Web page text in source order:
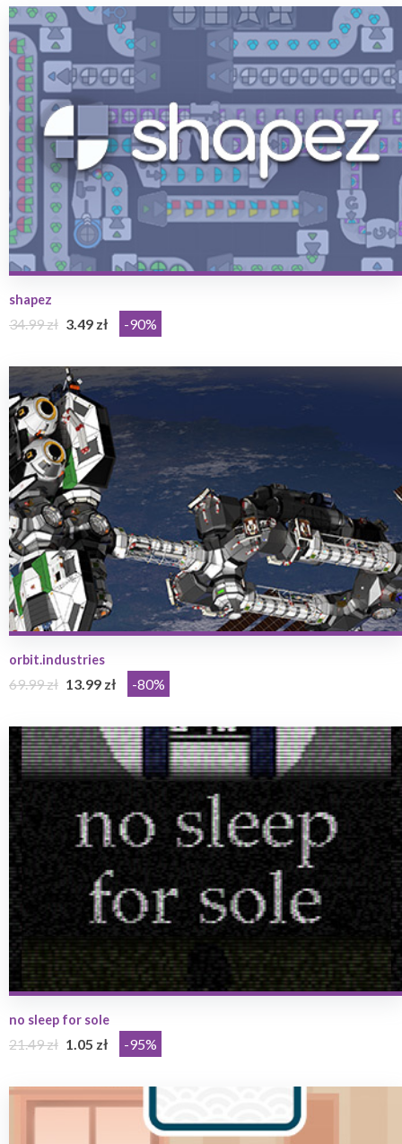
shapez
34.99 zł 3.49 zł -90%
orbit.industries
69.99 zł 13.99 zł -80%
no sleep for sole
21.49 zł 1.05 zł -95%